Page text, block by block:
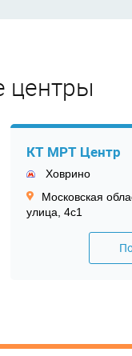
центры
КТ МРТ Центр
Ховрино
Московская
улица, 4с1